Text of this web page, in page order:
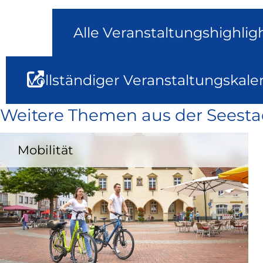
Alle
Vollständiger
Weitere Themen aus der
Mobilität